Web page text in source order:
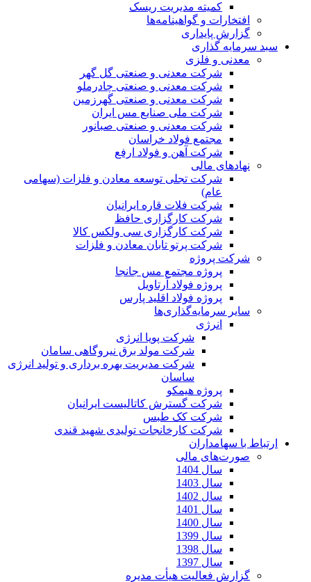
کمیته مدیریت ریسک
افتخارات و گواهینامه‌ها
گزارش پایداری
سبد سرمایه گذاری
معدنی و فلزی
شرکت معدنی و صنعتی گل گهر
شرکت معدنی و صنعتی چادرملو
شرکت معدنی و صنعتی گهرزمین
شرکت ملی صنایع مس ایران
شرکت معدنی و صنعتی صبانور
مجتمع فولاد خراسان
شرکت آهن و فولاد ارفع
نهادهای مالی
شرکت تجلی توسعه معادن و فلزات (سهامی
عام)
شرکت فلات قاره ایرانیان
شرکت کارگزاری حافظ
شرکت کارگزاری سی ولکس کالا
شرکت پرتو تابان معادن و فلزات
شرکت پروژه
پروژه مجتمع مس جانجا
پروژه فولاد آرتاویل
پروژه فولاد اقلید پارس
سایر سرمایه‌گذاری‌ها
انرژی
شرکت پویا انرژی
شرکت مولد برق نیروگاهی سامان
شرکت مدیریت بهره برداری و تولید انرژی
ساسان
پروژه هیمکو
شرکت گسترش کاتالیست ایرانیان
شرکت کک طبس
شرکت کارخانجات تولیدی شهید قندی
ارتباط با سهامداران
صورت‌های مالی
سال 1404
سال 1403
سال 1402
سال 1401
سال 1400
سال 1399
سال 1398
سال 1397
گزارش فعالیت هیأت مدیره